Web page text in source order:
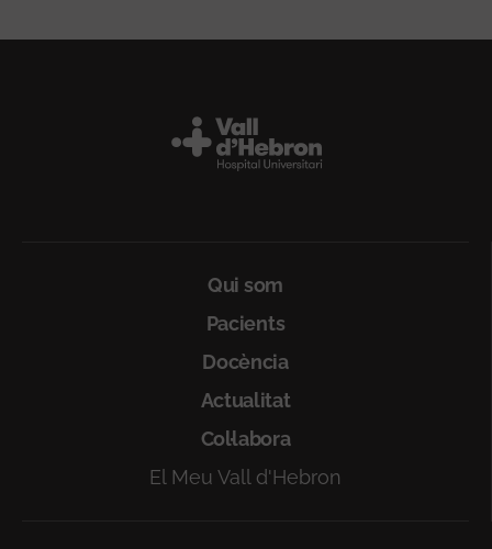
Qui som
Pacients
Docència
Actualitat
Col·labora
El Meu Vall d'Hebron